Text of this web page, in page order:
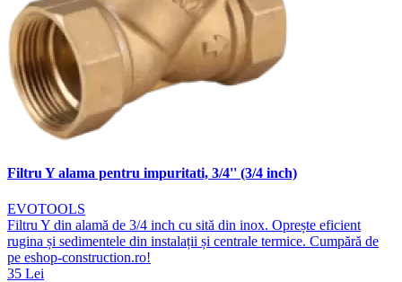
Filtru Y alama pentru impuritati, 3/4'' (3/4 inch)
EVOTOOLS
Filtru Y din alamă de 3/4 inch cu sită din inox. Oprește eficient
rugina și sedimentele din instalații și centrale termice. Cumpără de
pe eshop-construction.ro!
35 Lei